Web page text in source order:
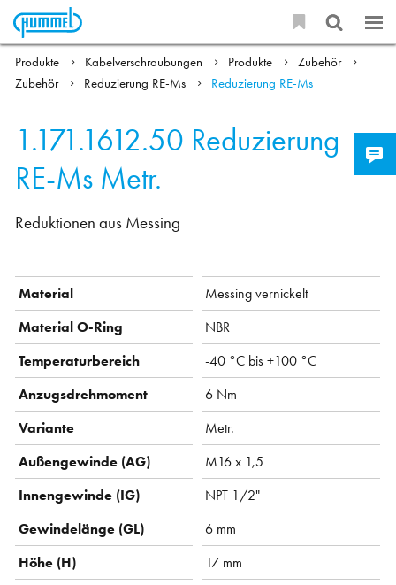
Produkte Kabelverschraubungen Produkte
Zubehör
Zubehör
Reduzierung RE-Ms Reduzierung RE-Ms
1.171.1612.50 Reduzierung
RE-Ms Metr.
Reduktionen aus Messing
Material
Messing vernickelt
Material O-Ring
NBR
Temperaturbereich
-40 °C bis +100 °C
Anzugsdrehmoment
6 Nm
Variante
Metr.
Außengewinde (AG)
M16 x 1,5
Innengewinde (IG)
NPT 1/2"
Gewindelänge (GL)
6 mm
Höhe (H)
17 mm